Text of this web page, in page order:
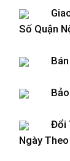
Số Quận
Đổi
Ngày